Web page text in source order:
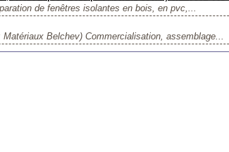
de fenêtres isolantes en bois, en pvc,...
Belchev) Commercialisation, assemblage...